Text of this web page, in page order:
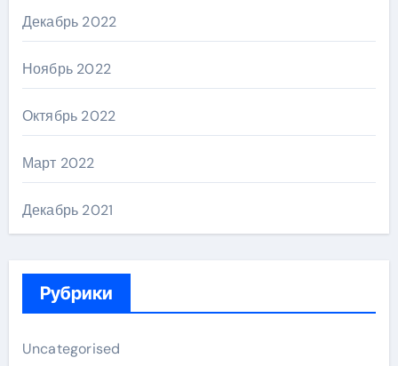
Декабрь 2022
Ноябрь 2022
Октябрь 2022
Март 2022
Декабрь 2021
Рубрики
Uncategorised